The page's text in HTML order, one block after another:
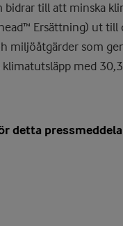
bidrar till att minska
Ersättning) ut till
miljöåtgärder som
klimatutsläpp med
detta